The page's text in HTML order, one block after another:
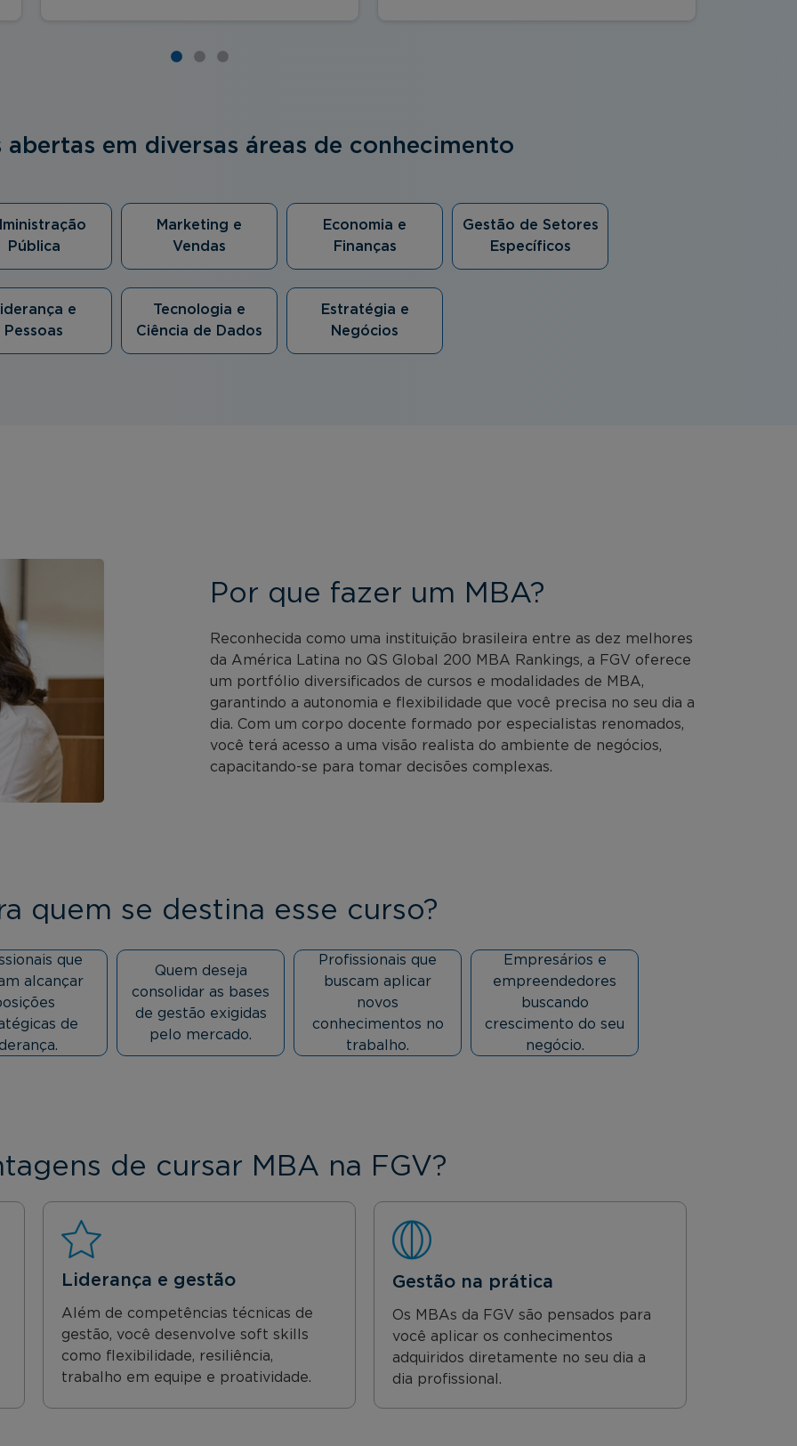
abertas em diversas áreas de conhecimento
Pública
Marketing e
Vendas
Economia e
Finanças
Gestão de Setores
Específicos
e
Pessoas
Tecnologia e
Ciência de Dados
Estratégia e
Negócios
Por que fazer um MBA?
Reconhecida como uma instituição brasileira entre as dez melhores
da América Latina no QS Global 200 MBA Rankings, a FGV oferece
um portfólio diversificados de cursos e modalidades de MBA,
garantindo a autonomia e flexibilidade que você precisa no seu dia a
dia. Com um corpo docente formado por especialistas renomados,
você terá acesso a uma visão realista do ambiente de negócios,
capacitando-se para tomar decisões complexas.
quem se destina esse curso?
que
alcançar
de
Quem deseja
consolidar as bases
de gestão exigidas
pelo mercado.
Profissionais que
buscam aplicar
novos
conhecimentos no
trabalho.
Empresários e
empreendedores
buscando
crescimento do seu
negócio.
de cursar MBA na FGV?
Liderança e gestão
Além de competências técnicas de
gestão, você desenvolve soft skills
como flexibilidade, resiliência,
trabalho em equipe e proatividade.
Gestão na prática
Os MBAs da FGV são pensados para
você aplicar os conhecimentos
adquiridos diretamente no seu dia a
dia profissional.